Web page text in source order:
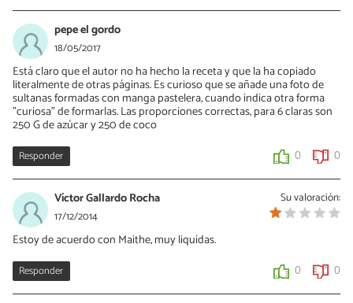
pepe el gordo
18/05/2017
Está claro que el autor no ha hecho la receta y que la ha copiado
literalmente de otras páginas. Es curioso que se añade una foto de
sultanas formadas con manga pastelera, cuando indica otra forma
"curiosa" de formarlas. Las proporciones correctas, para 6 claras son
250 G de azúcar y 250 de coco
Responder 0 0
Su valoración:
Víctor Gallardo Rocha
17/12/2014
Estoy de acuerdo con Maithe, muy liquidas.
Responder 0 0